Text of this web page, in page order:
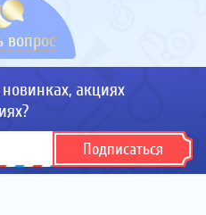
вопрос
акциях
Подписаться